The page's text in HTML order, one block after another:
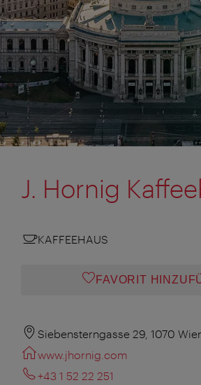
J. Hornig
KAFFEEHAUS
FAVORIT
Siebensterngasse 29, 1070
www.jhornig.com
+43 1 52 22 251